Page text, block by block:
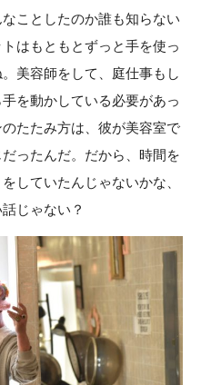
ことしたのか誰も知らない
はもともとずっと手を使っ
美容師をして、庭仕事もし
を動かしている必要があっ
たたみ方は、彼が美容室で
ったんだ。だから、時間を
していたんじゃないかな、
じゃない？